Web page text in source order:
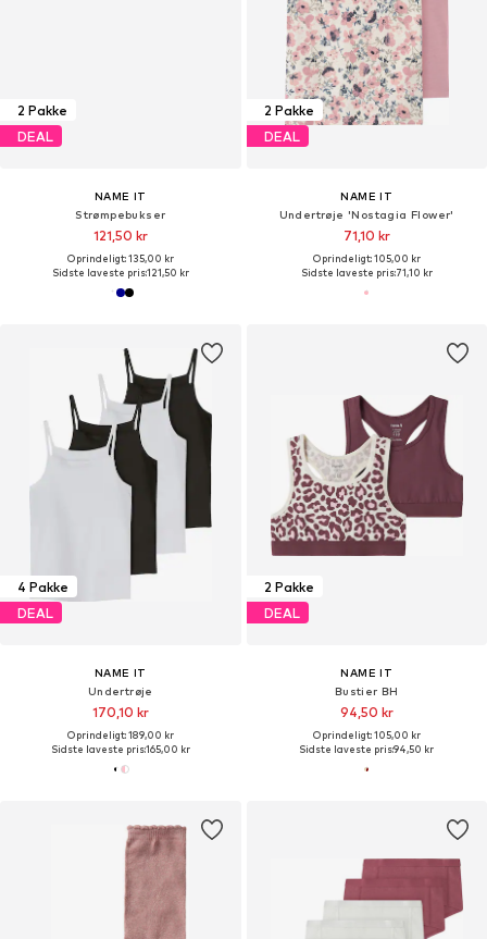
2 Pakke
DEAL
NAME IT
Strømpebukser
121,50 kr
Oprindeligt: 135,00 kr
Sidste laveste pris:121,50 kr
2 Pakke
DEAL
NAME IT
Undertrøje 'Nostagia Flower'
71,10 kr
Oprindeligt: 105,00 kr
Sidste laveste pris:71,10 kr
4 Pakke
DEAL
NAME IT
Undertrøje
170,10 kr
Oprindeligt: 189,00 kr
Sidste laveste pris:165,00 kr
2 Pakke
DEAL
NAME IT
Bustier BH
94,50 kr
Oprindeligt: 105,00 kr
Sidste laveste pris:94,50 kr